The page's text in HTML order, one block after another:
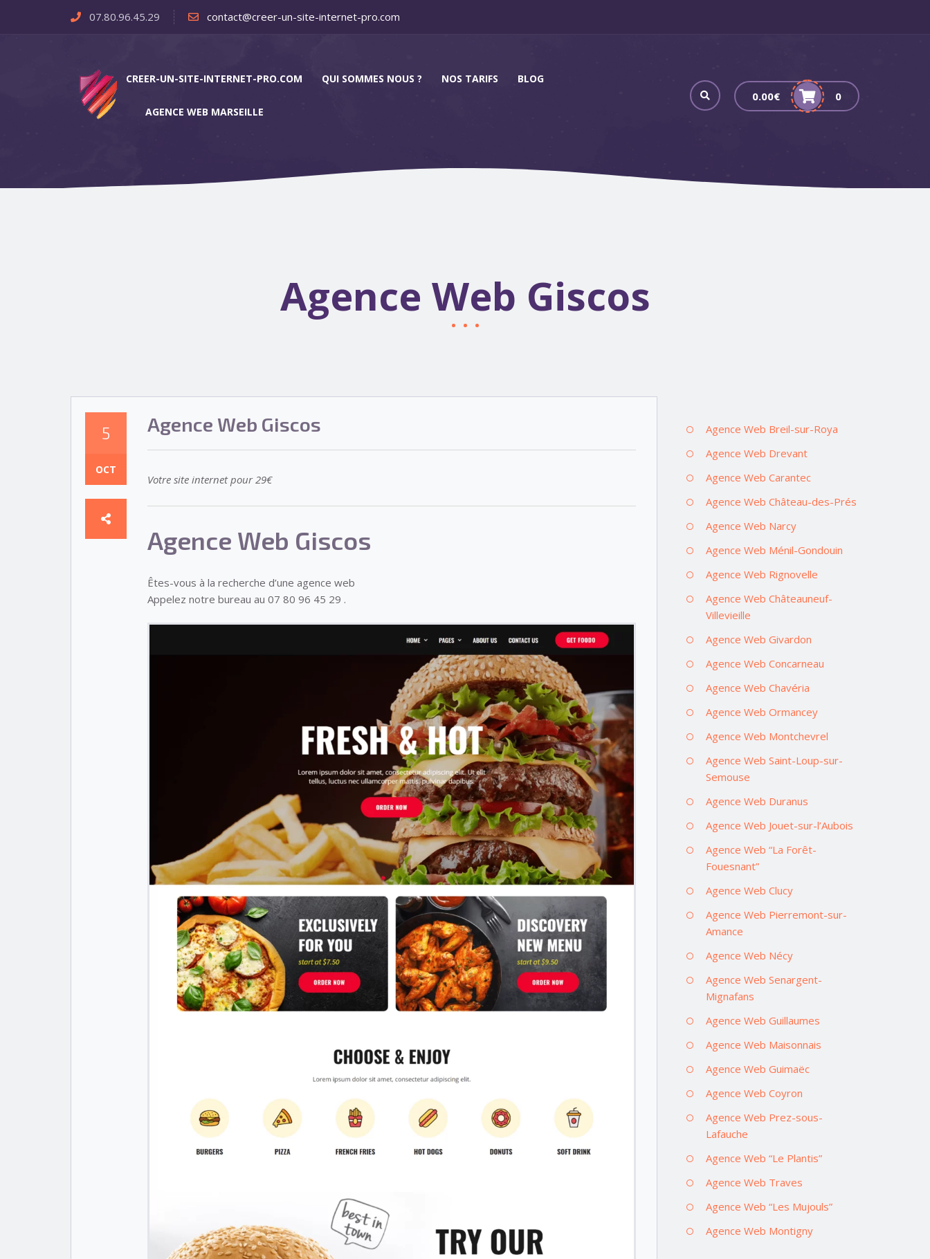
07.80.96.45.29 contact@creer-un-site-internet-pro.com
CREER-UN-SITE-INTERNET-PRO.COM QUI SOMMES NOUS ? NOS TARIFS BLOG
AGENCE WEB MARSEILLE
0.00€ 0
Agence Web Giscos
5
OCT
Agence Web Giscos
Votre site internet pour 29€
Agence Web Giscos
Êtes-vous à la recherche d’une agence web
Appelez notre bureau au 07 80 96 45 29 .
Agence Web Breil-sur-Roya
Agence Web Drevant
Agence Web Carantec
Agence Web Château-des-Prés
Agence Web Narcy
Agence Web Ménil-Gondouin
Agence Web Rignovelle
Agence Web Châteauneuf-
Villevieille
Agence Web Givardon
Agence Web Concarneau
Agence Web Chavéria
Agence Web Ormancey
Agence Web Montchevrel
Agence Web Saint-Loup-sur-
Semouse
Agence Web Duranus
Agence Web Jouet-sur-l’Aubois
Agence Web “La Forêt-
Fouesnant”
Agence Web Clucy
Agence Web Pierremont-sur-
Amance
Agence Web Nécy
Agence Web Senargent-
Mignafans
Agence Web Guillaumes
Agence Web Maisonnais
Agence Web Guimaëc
Agence Web Coyron
Agence Web Prez-sous-
Lafauche
Agence Web “Le Plantis”
Agence Web Traves
Agence Web “Les Mujouls”
Agence Web Montigny